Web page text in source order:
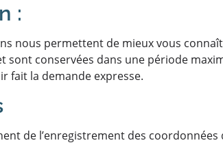
:
nous permettent de mieux vous
conservées dans une période
fait la demande expresse.
de l’enregistrement des coordonnées